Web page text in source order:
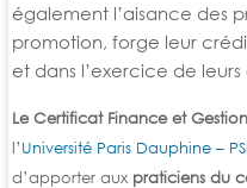
également l’aisance des
promotion, forge leur
et dans l’exercice de leurs
Le Certificat Finance et
l’Université Paris Dauphine – PSL
d’apporter aux praticiens du